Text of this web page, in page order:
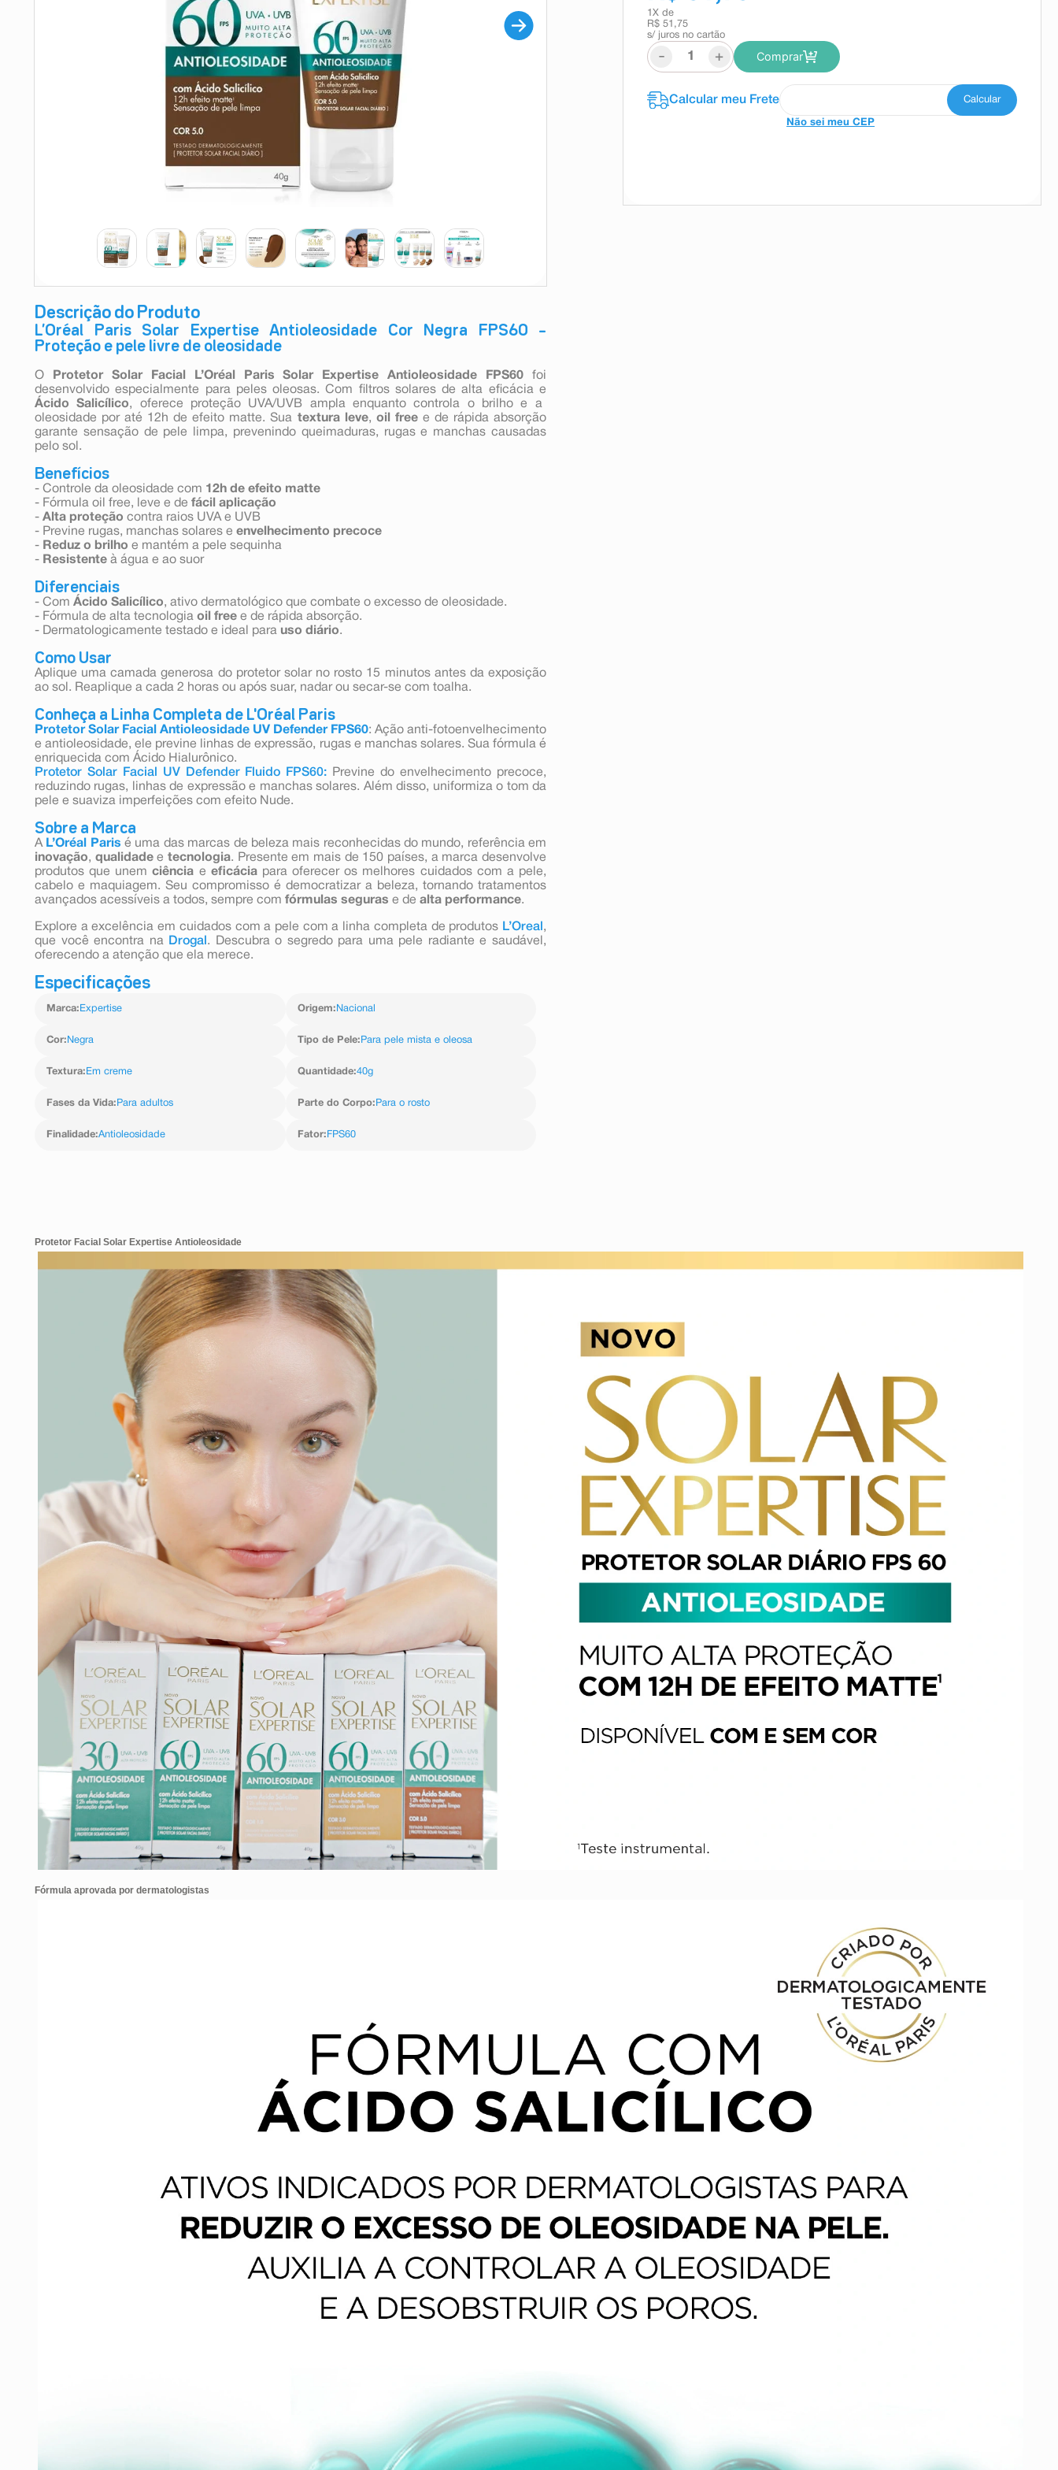
Descrição do Produto
L’Oréal Paris Solar Expertise Antioleosidade Cor Negra FPS60 –
Proteção e pele livre de oleosidade
O Protetor Solar Facial L’Oréal Paris Solar Expertise Antioleosidade FPS60 foi
desenvolvido especialmente para peles oleosas. Com filtros solares de alta eficácia e
Ácido Salicílico, oferece proteção UVA/UVB ampla enquanto controla o brilho e a
oleosidade por até 12h de efeito matte. Sua textura leve, oil freee de rápida absorção
garante sensação de pele limpa, prevenindo queimaduras, rugas e manchas causadas
pelo sol.
Benefícios
- Controle da oleosidade com 12h de efeito matte
- Fórmula oil free, leve e de fácil aplicação
- Alta proteção contra raios UVA e UVB
- Previne rugas, manchas solares e envelhecimento precoce
- Reduz o brilho e mantém a pele sequinha
- Resistente à água e ao suor
Diferenciais
- Com Ácido Salicílico, ativo dermatológico que combate o excesso de oleosidade.
- Fórmula de alta tecnologia oil free e de rápida absorção.
- Dermatologicamente testado e ideal para uso diário.
Como Usar
Aplique uma camada generosa do protetor solar no rosto 15 minutos antes da exposição
ao sol. Reaplique a cada 2 horas ou após suar, nadar ou secar-se com toalha.
Conheça a Linha Completa de L'Oréal Paris
Protetor Solar Facial Antioleosidade UV Defender FPS60: Ação anti-fotoenvelhecimento
e antioleosidade, ele previne linhas de expressão, rugas e manchas solares. Sua fórmula é
enriquecida com Ácido Hialurônico.
Protetor Solar Facial UV Defender Fluido FPS60: Previne do envelhecimento precoce,
reduzindo rugas, linhas de expressão e manchas solares. Além disso, uniformiza o tom da
pele e suaviza imperfeições com efeito Nude.
Sobre a Marca
A L’Oréal Paris é uma das marcas de beleza mais reconhecidas do mundo, referência em
inovação, qualidadeetecnologia. Presente em mais de 150 países, a marca desenvolve
produtos que unemciência e eficáciapara oferecer os melhores cuidados com a pele,
cabelo e maquiagem. Seu compromisso é democratizar a beleza, tornando tratamentos
avançados acessíveis a todos, sempre com fórmulas seguras e de alta performance.
Explore a excelência em cuidados com a pele com a linha completa de produtos L’Oreal ,
que você encontra na
Drogal . Descubra o segredo para uma pele radiante e saudável,
oferecendo a atenção que ela merece.
Especificações
Marca: Expertise Origem: Nacional
Cor: Negra Tipo de Pele: Para pele mista e oleosa
Textura: Em creme Quantidade:40g
Fases da Vida: Para adultos Parte do Corpo: Para o rosto
Finalidade:Antioleosidade Fator: FPS60
1 X de
R$ 51,75
s/ juros no cartão
- + Comprar
Não sei meu CEP
9º esmalte
10ºabsorvente